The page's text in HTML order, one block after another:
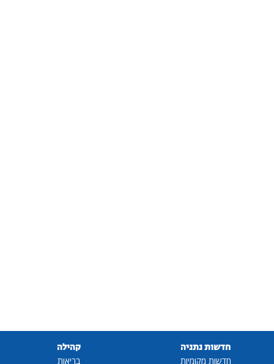
חדשות נתניה
חדשות מקומיות
קהילה
בריאות